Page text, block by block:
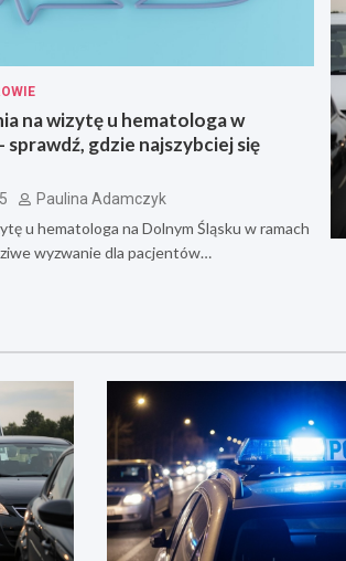
na wizytę u hematologa w
sprawdź, gdzie najszybciej się
Paulina Adamczyk
u hematologa na Dolnym Śląsku w ramach
wyzwanie dla pacjentów…